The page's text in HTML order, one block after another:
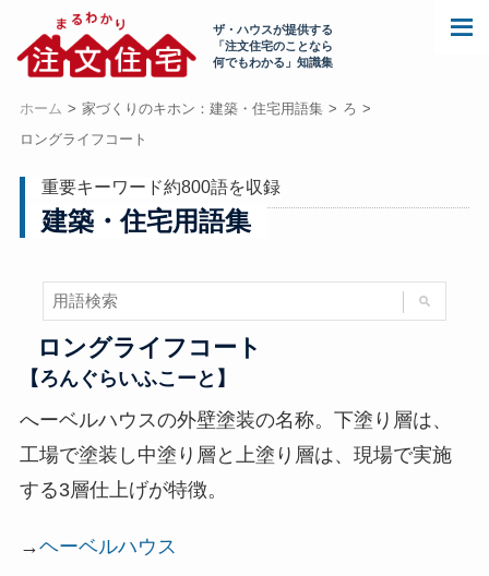
ザ・ハウスが提供する
「注文住宅のことなら
何でもわかる」知識集
ホーム 家づくりのキホン：建築・住宅用語集
ろ
ロングライフコート
重要キーワード約800語を収録
建築・住宅用語集
ロングライフコート
【ろんぐらいふこーと】
へーベルハウスの外壁塗装の名称。下塗り層は、
工場で塗装し中塗り層と上塗り層は、現場で実施
する3層仕上げが特徴。
→ヘーベルハウス